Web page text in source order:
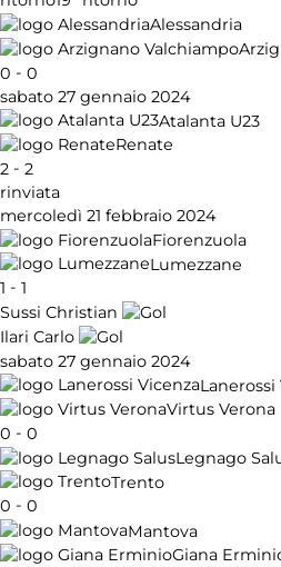
Alessandria
0 - 0
sabato 27 gennaio 2024
Atalanta U23
Renate
2 - 2
rinviata
mercoledì 21 febbraio 2024
Fiorenzuola
Lumezzane
1 - 1
Sussi Christian
Ilari Carlo
sabato 27 gennaio 2024
Lanerossi
Virtus Verona
0 - 0
Legnago
Trento
0 - 0
Mantova
Giana